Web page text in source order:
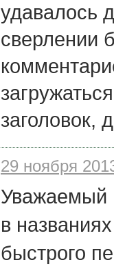
удавалось
сверлении
заголовок,
29 ноября
Уважаемый
в
быстрого